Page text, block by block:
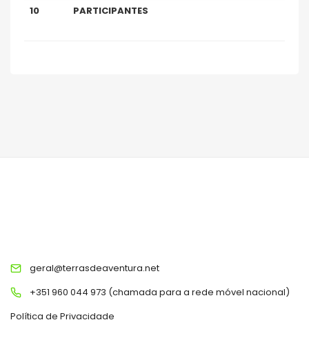
10 PARTICIPANTES
geral@terrasdeaventura.net
+351 960 044 973 (chamada para a rede móvel nacional)
Política de Privacidade